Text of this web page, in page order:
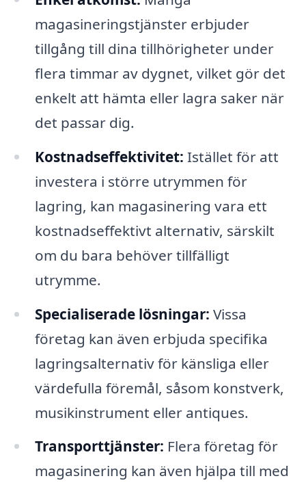
magasineringstjänster erbjuder
tillgång till dina tillhörigheter under
flera timmar av dygnet, vilket gör det
enkelt att hämta eller lagra saker när
det passar dig.
Kostnadseffektivitet: Istället för att
investera i större utrymmen för
lagring, kan magasinering vara ett
kostnadseffektivt alternativ, särskilt
om du bara behöver tillfälligt
utrymme.
Specialiserade lösningar: Vissa
företag kan även erbjuda specifika
lagringsalternativ för känsliga eller
värdefulla föremål, såsom konstverk,
musikinstrument eller antiques.
Transporttjänster: Flera företag för
magasinering kan även hjälpa till med